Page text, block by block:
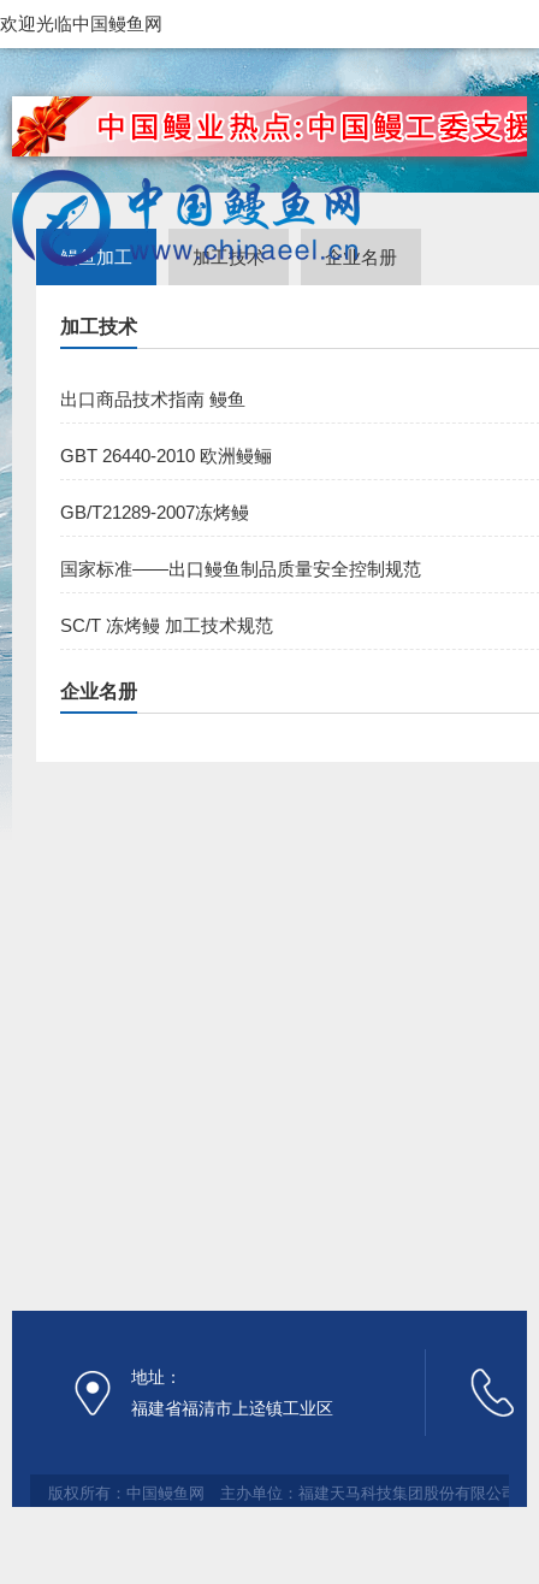
欢迎光临中国鳗鱼网
鳗鱼加工 加工技术 企业名册
加工技术
出口商品技术指南 鳗鱼
GBT 26440-2010 欧洲鳗鲡
GB/T21289-2007冻烤鳗
国家标准——出口鳗鱼制品质量安全控制规范
SC/T 冻烤鳗 加工技术规范
企业名册
地址：
福建省福清市上迳镇工业区
版权所有：中国鳗鱼网 主办单位：福建天马科技集团股份有限公司